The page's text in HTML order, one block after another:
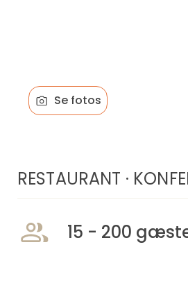
Se fotos
RESTAURANT ·
15 - 200